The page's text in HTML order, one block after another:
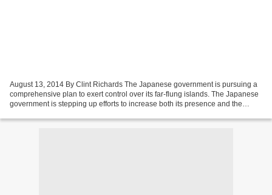
August 13, 2014 By Clint Richards The Japanese government is pursuing a
comprehensive plan to exert control over its far-flung islands. The Japanese
government is stepping up efforts to increase both its presence and the